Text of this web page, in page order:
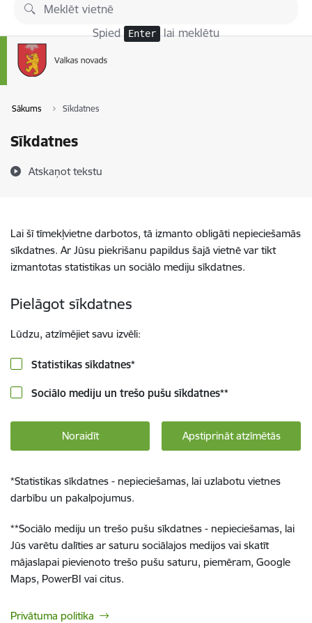
Pāriet uz lapas saturu
Spied Enter lai meklētu
Sākums Sīkdatnes
Sīkdatnes
Atskaņot tekstu
Lai šī tīmekļvietne darbotos, tā izmanto obligāti nepieciešamās
sīkdatnes. Ar Jūsu piekrišanu papildus šajā vietnē var tikt
izmantotas statistikas un sociālo mediju sīkdatnes.
Pielāgot sīkdatnes
Lūdzu, atzīmējiet savu izvēli:
Statistikas sīkdatnes*
Sociālo mediju un trešo pušu sīkdatnes**
Noraidīt Apstiprināt atzīmētās
*Statistikas sīkdatnes - nepieciešamas, lai uzlabotu vietnes
darbību un pakalpojumus.
**Sociālo mediju un trešo pušu sīkdatnes - nepieciešamas, lai
Jūs varētu dalīties ar saturu sociālajos medijos vai skatīt
mājaslapai pievienoto trešo pušu saturu, piemēram, Google
Maps, PowerBI vai citus.
Privātuma politika